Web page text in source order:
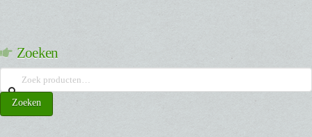
Zoeken
Zoeken
naar:
Zoeken